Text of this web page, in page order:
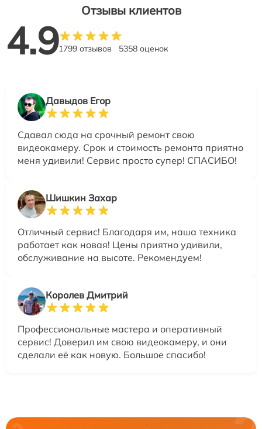
Отзывы клиентов
4.91799 отзывов 5358 оценок
Давыдов Егор
Сдавал сюда на срочный ремонт свою
видеокамеру. Срок и стоимость ремонта приятно
меня удивили! Сервис просто супер! СПАСИБО!
Шишкин Захар
Отличный сервис! Благодаря им, наша техника
работает как новая! Цены приятно удивили,
обслуживание на высоте. Рекомендуем!
Королев Дмитрий
Профессиональные мастера и оперативный
сервис! Доверил им свою видеокамеру, и они
сделали её как новую. Большое спасибо!